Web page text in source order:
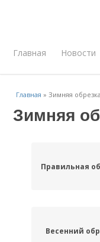
Главная Новости
Главная »Зимняя обрезка
Зимняя
Правильная
Весенний